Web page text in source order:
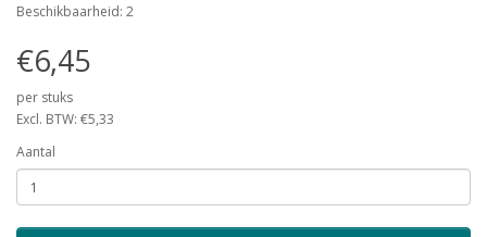
Beschikbaarheid: 2
€6,45
per stuks
Excl. BTW: €5,33
Aantal